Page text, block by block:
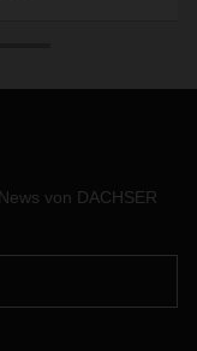
durch das
von DACHSER